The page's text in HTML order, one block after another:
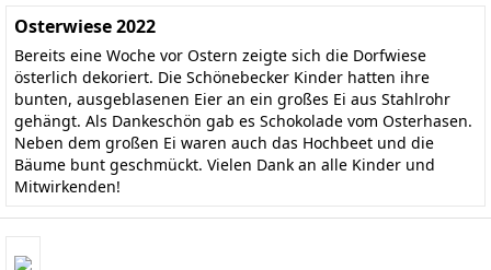
Osterwiese 2022
Bereits eine Woche vor Ostern zeigte sich die Dorfwiese
österlich dekoriert. Die Schönebecker Kinder hatten ihre
bunten, ausgeblasenen Eier an ein großes Ei aus Stahlrohr
gehängt. Als Dankeschön gab es Schokolade vom Osterhasen.
Neben dem großen Ei waren auch das Hochbeet und die
Bäume bunt geschmückt. Vielen Dank an alle Kinder und
Mitwirkenden!